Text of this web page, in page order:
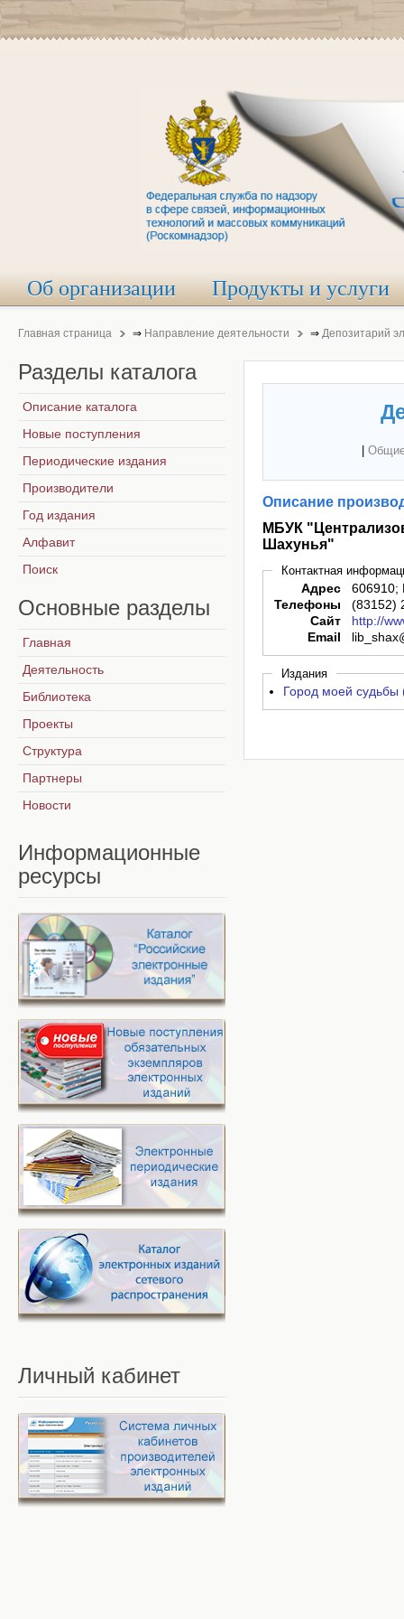
Об организации Продукты и услуги
Главная страница ⇒ Направление деятельности ⇒ Депозитарий
Описание
МБУК
Шахунья"
Контактная
Адрес
606910;
Телефоны
(83152)
Сайт
http://
Email
Издания
Город моей судьбы
Разделы каталога
Описание каталога
Новые поступления
Периодические издания
Производители
Год издания
Алфавит
Поиск
Основные разделы
Главная
Деятельность
Библиотека
Проекты
Структура
Партнеры
Новости
Информационные
ресурсы
Личный кабинет